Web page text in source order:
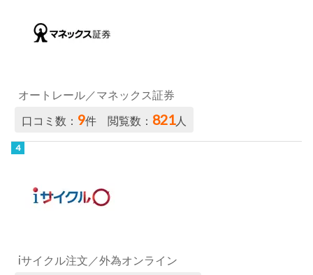
オートレール／マネックス証券
口コミ数： 9件 閲覧数： 821人
iサイクル注文／外為オンライン